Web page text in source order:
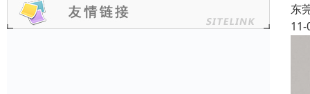
东
11-